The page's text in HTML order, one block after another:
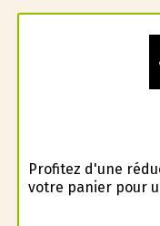
Profitez d'une
votre panier pour